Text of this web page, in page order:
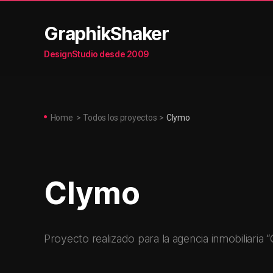
GraphikShaker
DesignStudio desde 2009
Home > Todos los proyectos > Clymo
Clymo
Proyecto realizado para la agencia inmobiliaria